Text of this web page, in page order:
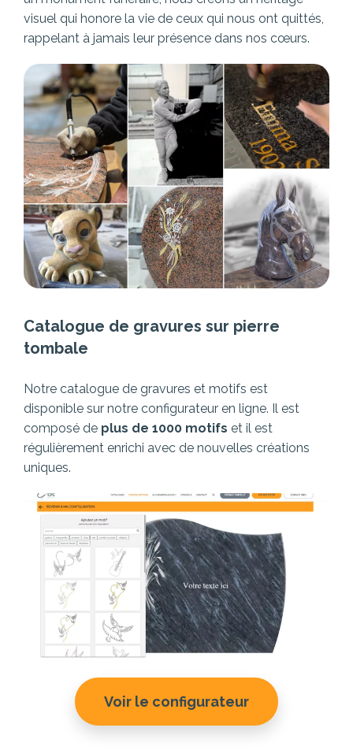
visuel qui honore la vie de ceux qui nous ont quittés,
rappelant à jamais leur présence dans nos cœurs.
Catalogue de gravures sur pierre
tombale
Notre catalogue de gravures et motifs est
disponible sur notre configurateur en ligne. Il est
composé de plus de 1000 motifs et il est
régulièrement enrichi avec de nouvelles créations
uniques.
Voir le configurateur